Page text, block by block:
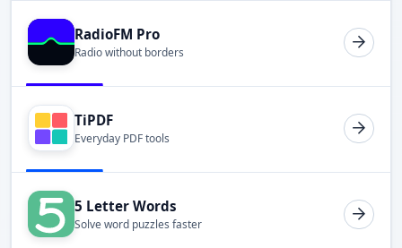
RadioFM Pro
Radio without borders
TiPDF
Everyday PDF tools
5 Letter Words
Solve word puzzles faster